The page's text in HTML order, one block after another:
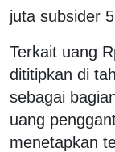
juta subsider
Terkait uang
dititipkan di
sebagai
uang
menetapkan